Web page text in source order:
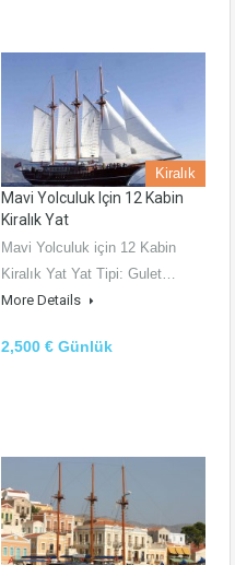
Kiralık
Mavi Yolculuk Için 12 Kabin
Kiralık Yat
Mavi Yolculuk için 12 Kabin
Kiralık Yat Yat Tipi: Gulet…
More Details
2,500 € Günlük